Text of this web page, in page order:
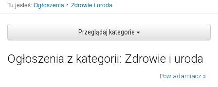
Tu jesteś:Ogłoszenia Zdrowie i uroda
Przeglądaj kategorie
Ogłoszenia z kategorii: Zdrowie i uroda
Powiadamiacz »